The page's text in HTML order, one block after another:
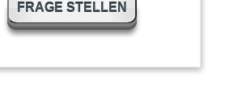
FRAGE STELLEN